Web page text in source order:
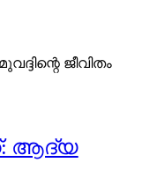
ആദ്യ